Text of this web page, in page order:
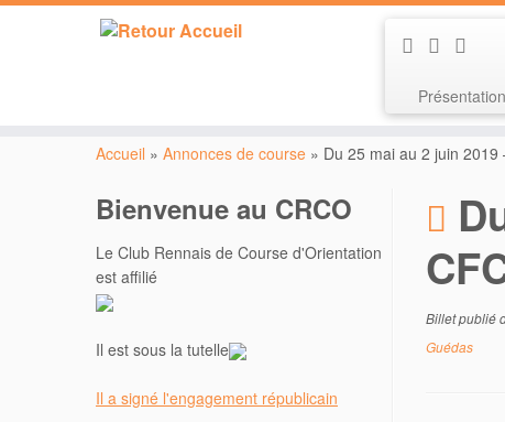
Présentation
Accueil » Annonces de course » Du 25 mai au 2 juin 2019
Bienvenue au CRCO
Le Club Rennais de Course d'Orientation
est affilié
Il est sous la tutelle
Il a signé l'engagement républicain
Billet publié
Guédas